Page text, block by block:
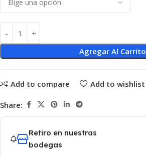
Agregar Al Carrito
Add to compare Add to wishlist
Share:
Retiro en nuestras
bodegas